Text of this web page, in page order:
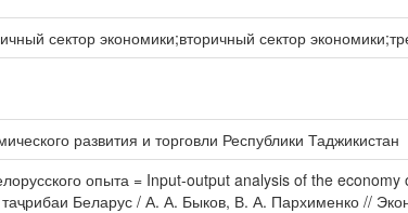
сектор экономики;вторичный сектор
развития и торговли Республики Таджикистан
опыта = Input-output analysis of the
Беларус / А. А. Быков, В. А. Пархименко //